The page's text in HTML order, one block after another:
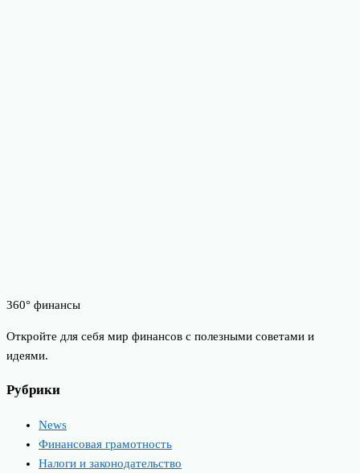
360° финансы
Откройте для себя мир финансов с полезными советами и
идеями.
Рубрики
News
Финансовая грамотность
Налоги и законодательство